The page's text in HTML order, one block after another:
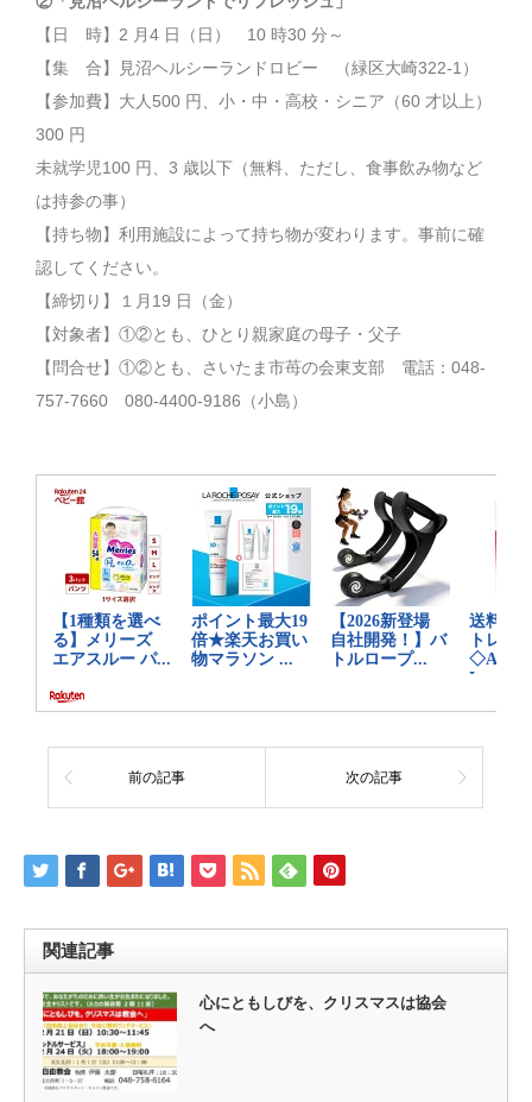
【日 時】2 月4 日（日） 10 時30 分～
【集 合】見沼ヘルシーランドロビー （緑区大崎322-1）
【参加費】大人500 円、小・中・高校・シニア（60 才以上）
300 円
未就学児100 円、3 歳以下（無料、ただし、食事飲み物など
は持参の事）
【持ち物】利用施設によって持ち物が変わります。事前に確
認してください。
【締切り】１月19 日（金）
【対象者】①②とも、ひとり親家庭の母子・父子
【問合せ】①②とも、さいたま市苺の会東支部 電話：048-
757-7660 080-4400-9186（小島）
前の記事 次の記事
関連記事
心にともしびを、クリスマスは協会
へ